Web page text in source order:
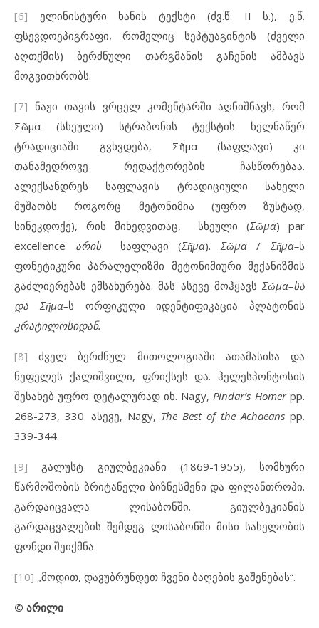
[6] ელინისტური ხანის ტექსტი (ძვ.წ. II ს.), ე.წ.
ფსევდოეპიგრაფი, რომელიც სეპტუაგინტის (ძველი
აღთქმის) ბერძნული თარგმანის გაჩენის ამბავს
მოგვითხრობს.
[7] ნაჟი თავის ვრცელ კომენტარში აღნიშნავს, რომ
Σῶμα (სხეული) სტრაბონის ტექსტის ხელნაწერ
ტრადიციაში გვხვდება, Σῆμα (საფლავი) კი
თანამედროვე რედაქტორების ჩასწორებაა.
ალექსანდრეს საფლავის ტრადიციული სახელი
მუშაობს როგორც მეტონიმია (უფრო ზუსტად,
სინეკდოქე), რის მიხედვითაც, სხეული (Σῶμα) par
excellence არისსაფლავი (Σῆμα). Σῶμα/Σῆμα–ს
ფონეტიკური პარალელიზმი მეტონიმიური მექანიზმის
გაძლიერებას ემსახურება. მას ასევე მოჰყავს Σῶμα–სა
და
Σῆμα–ს ორფიკული იდენტიფიკაცია პლატონის
კრატილოსიდან.
[8] ძველ ბერძნულ მითოლოგიაში ათამასისა და
ნეფელეს ქალიშვილი, ფრიქსეს და. ჰელესპონტოსის
შესახებ უფრო დეტალურად იხ. Nagy,Pindar’s Homerpp.
268-273, 330. ასევე, Nagy, The Best of the Achaeans pp.
339-344.
[9] გალუსტ გიულბეკიანი (1869-1955), სომხური
წარმოშობის ბრიტანელი ბიზნესმენი და ფილანთროპი.
გარდაიცვალა ლისაბონში. გიულბეკიანის
გარდაცვალების შემდეგ ლისაბონში მისი სახელობის
ფონდი შეიქმნა.
[10] „მოდით, დავუბრუნდეთ ჩვენი ბაღების გაშენებას“.
© არილი